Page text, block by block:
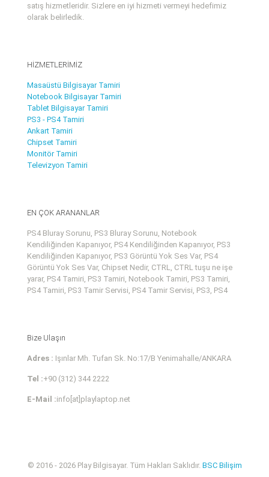
satış hizmetleridir. Sizlere en iyi hizmeti vermeyi hedefimiz
olarak belirledik.
HİZMETLERİMİZ
Masaüstü Bilgisayar Tamiri
Notebook Bilgisayar Tamiri
Tablet Bilgisayar Tamiri
PS3 - PS4 Tamiri
Ankart Tamiri
Chipset Tamiri
Monitör Tamiri
Televizyon Tamiri
EN ÇOK ARANANLAR
PS4 Bluray Sorunu, PS3 Bluray Sorunu, Notebook
Kendiliğinden Kapanıyor, PS4 Kendiliğinden Kapanıyor, PS3
Kendiliğinden Kapanıyor, PS3 Görüntü Yok Ses Var, PS4
Görüntü Yok Ses Var, Chipset Nedir, CTRL, CTRL tuşu ne işe
yarar, PS4 Tamiri, PS3 Tamiri, Notebook Tamiri, PS3 Tamiri,
PS4 Tamiri, PS3 Tamir Servisi, PS4 Tamir Servisi, PS3, PS4
Bize Ulaşın
Adres : Işınlar Mh. Tufan Sk. No:17/B Yenimahalle/ANKARA
Tel :+90 (312) 344 2222
E-Mail :info[at]playlaptop.net
© 2016 - 2026 Play Bilgisayar. Tüm Hakları Saklıdır. BSC Bilişim